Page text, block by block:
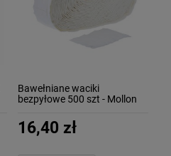
Bawełniane waciki
bezpyłowe 500 szt - Mollon
16,40 zł